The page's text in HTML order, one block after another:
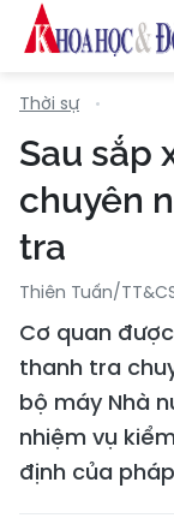
Thời sự
Sau sắp
chuyên
tra
Thiên Tuấn/
Cơ quan
thanh tra
bộ máy Nhà
nhiệm vụ
định của